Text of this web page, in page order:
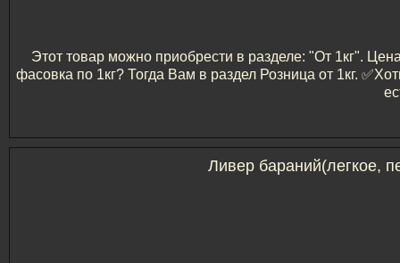
Этот товар можно приобрести в разделе: "От 1кг".
фасовка по 1кг? Тогда Вам в раздел Розница от 1кг.
Ливер бараний(легкое,